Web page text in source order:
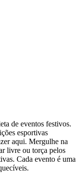
de eventos festivos.
esportivas
aqui. Mergulhe na
livre ou torça pelos
Cada evento é uma